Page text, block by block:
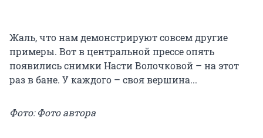
Жаль, что нам демонстрируют совсем другие
примеры. Вот в центральной прессе опять
появились снимки Насти Волочковой – на этот
раз в бане. У каждого – своя вершина...
Фото: Фото автора